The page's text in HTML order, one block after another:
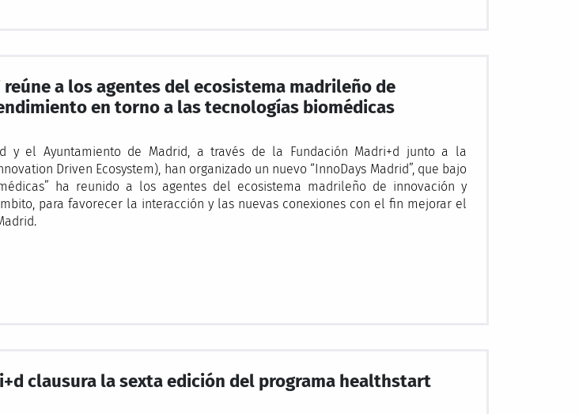
reúne a los agentes del ecosistema madrileño de
en torno a las tecnologías biomédicas
y el Ayuntamiento de Madrid, a través de la Fundación Madri+d junto a la
Driven Ecosystem), han organizado un nuevo “InnoDays Madrid”, que bajo
ha reunido a los agentes del ecosistema madrileño de innovación y
para favorecer la interacción y las nuevas conexiones con el fin mejorar el
clausura la sexta edición del programa healthstart